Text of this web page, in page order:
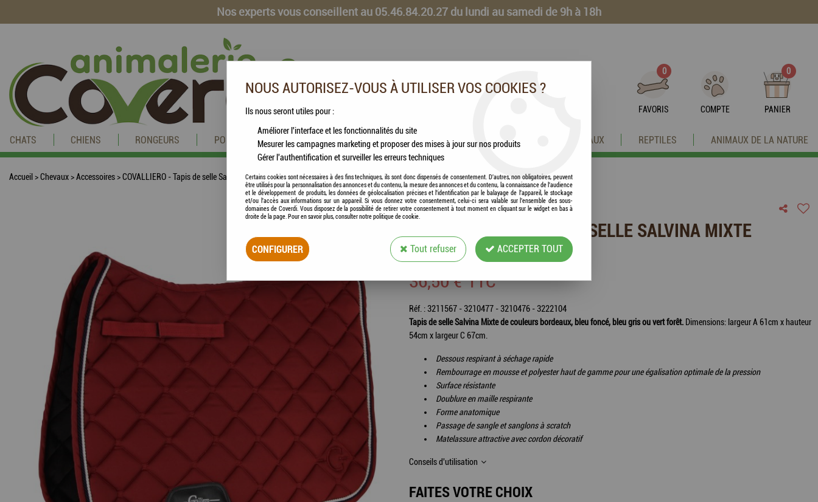
Nos experts vous conseillent au 05.46.84.20.27 du lundi au samedi de 9h à 18h
0
FAVORIS COMPTE
0
PANIER
CHATS CHIENS RONGEURS POISSONS CHEVAUX VOLAILLES ANIMAUX DE LA FERME OISEAUX REPTILES ANIMAUX DE LA NATURE
Accueil >Chevaux>Accessoires>COVALLIERO - Tapis de selle Salvina Mixte
COVALLIERO - TAPIS DE SELLE SALVINA MIXTE
Soyez le premier à donner votre avis !
36,50 €TTC
Réf. :3211567 - 3210477 - 3210476 - 3222104
Tapis de selle Salvina Mixte de couleurs bordeaux, bleu foncé, bleu gris ou vert forêt. Dimensions: largeur A 61cm x hauteur
54cm x largeur C 67cm.
Dessous respirant à séchage rapide
Rembourrage en mousse et polyester haut de gamme pour une égalisation optimale de la pression
Surface résistante
Doublure en maille respirante
Forme anatomique
Passage de sangle et sanglons à scratch
Matelassure attractive avec cordon décoratif
Conseils d'utilisation
FAITES VOTRE CHOIX
NOUS AUTORISEZ-VOUS À UTILISER VOS COOKIES ?
Ils nous seront utiles pour :
Améliorer l'interface et les fonctionnalités du site
Mesurer les campagnes marketing et proposer des mises à jour sur nos produits
Gérer l'authentification et surveiller les erreurs techniques
Certains cookies sont nécessaires à des fins techniques, ils sont donc dispensés de consentement. D'autres, non obligatoires, peuvent
être utilisés pour la personnalisation des annonces et du contenu, la mesure des annonces et du contenu, la connaissance de l'audience
et le développement de produits, les données de géolocalisation précises et l'identification par le balayage de l'appareil, le stockage
et/ou l'accès aux informations sur un appareil. Si vous donnez votre consentement, celui-ci sera valable sur l’ensemble des sous-
domaines de Coverdi. Vous disposez de la possibilité de retirer votre consentement à tout moment en cliquant sur le widget en bas à
droite de la page. Pour en savoir plus, consulter notre politique de cookie.
CONFIGURER Tout refuser ACCEPTER TOUT